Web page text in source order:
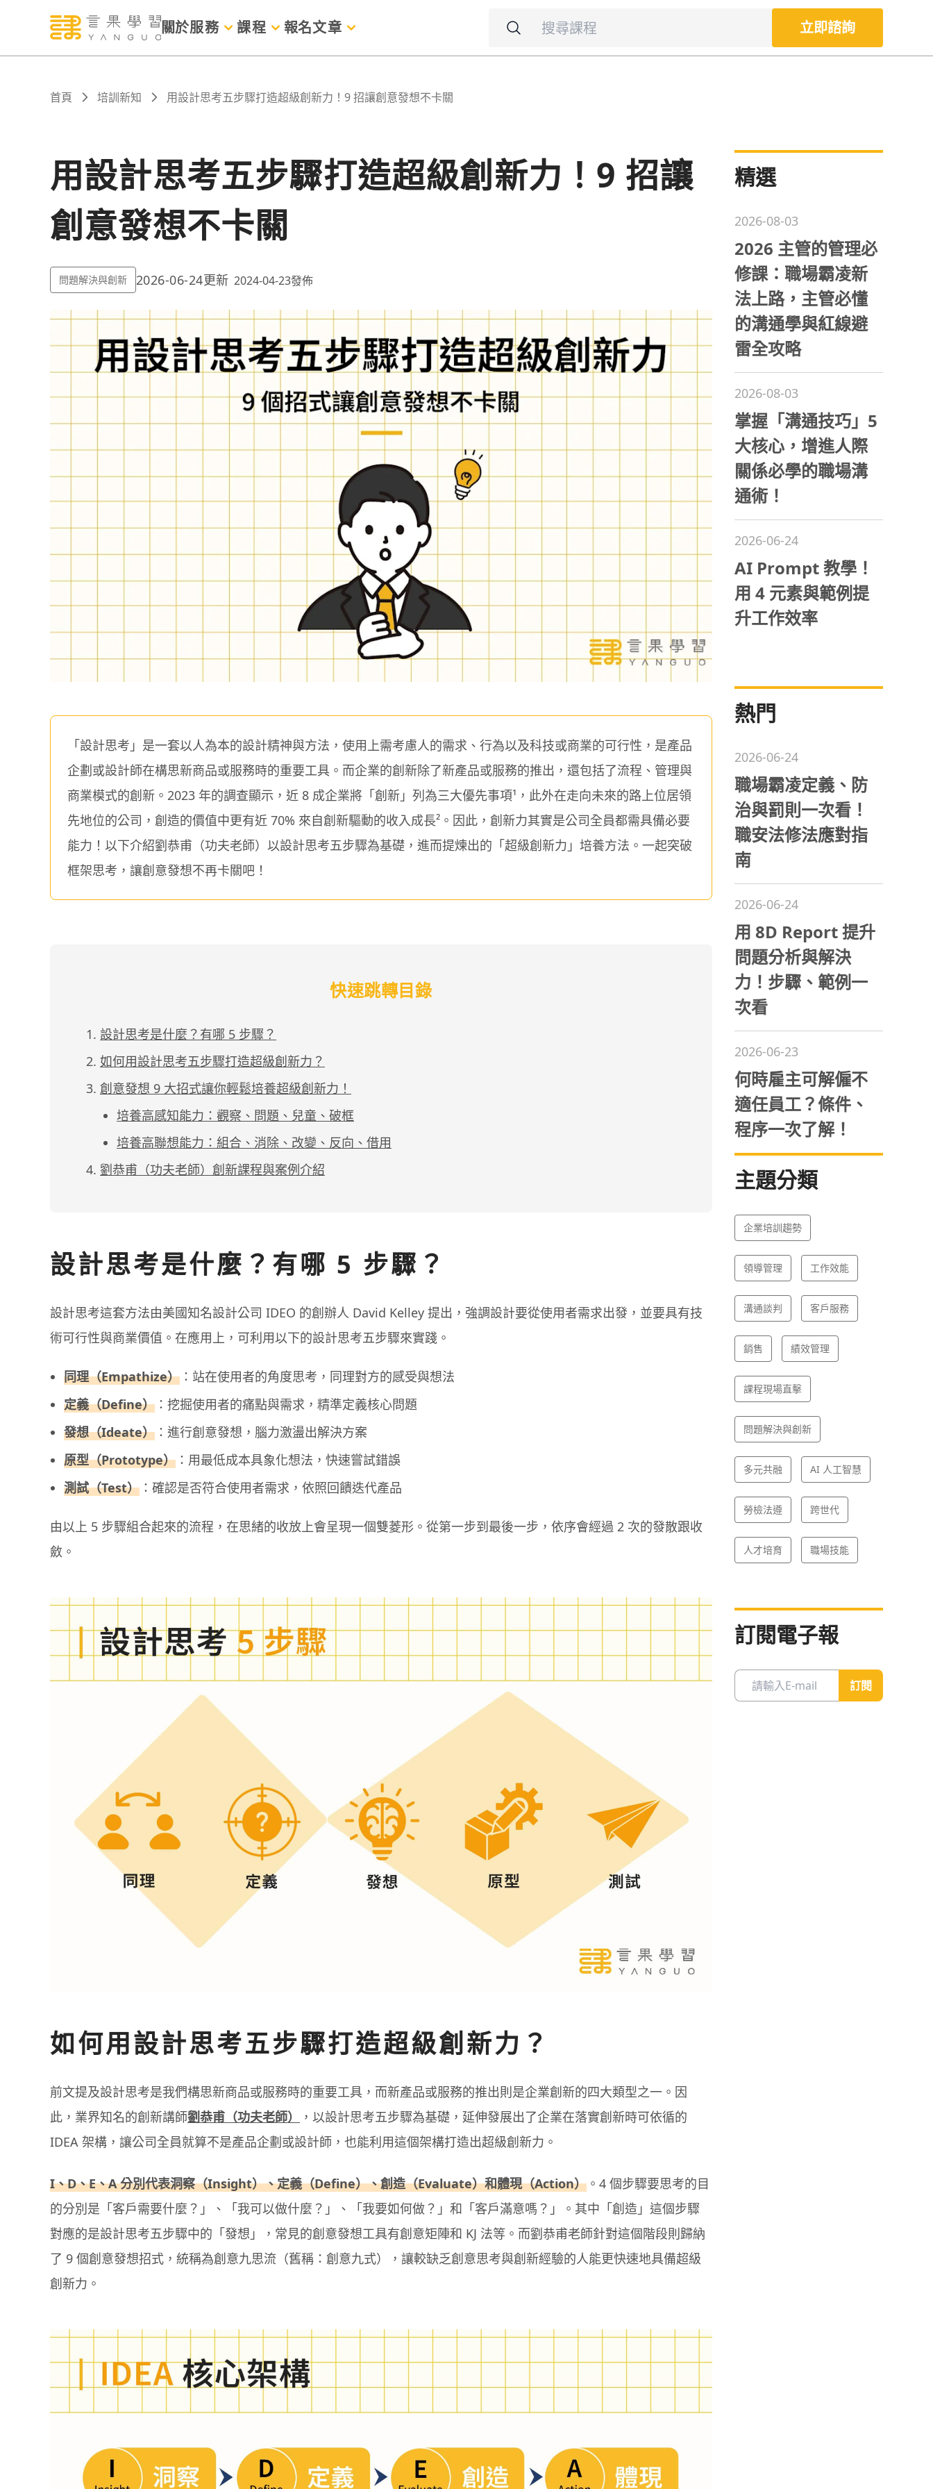
關於服務 課程 報名文章 立即諮詢
首頁 培訓新知 用設計思考五步驟打造超級創新力！9 招讓創意發想不卡關
用設計思考五步驟打造超級創新力！9 招讓
創意發想不卡關
問題解決與創新 2026-06-24更新 2024-04-23發佈
「設計思考」是一套以人為本的設計精神與方法，使用上需考慮人的需求、行為以及科技或商業的可行性，是產品
企劃或設計師在構思新商品或服務時的重要工具。而企業的創新除了新產品或服務的推出，還包括了流程、管理與
商業模式的創新。2023 年的調查顯示，近 8 成企業將「創新」列為三大優先事項¹，此外在走向未來的路上位居領
先地位的公司，創造的價值中更有近 70% 來自創新驅動的收入成長²。因此，創新力其實是公司全員都需具備必要
能力！以下介紹劉恭甫（功夫老師）以設計思考五步驟為基礎，進而提煉出的「超級創新力」培養方法。一起突破
框架思考，讓創意發想不再卡關吧！
快速跳轉目錄
設計思考是什麼？有哪 5 步驟？
如何用設計思考五步驟打造超級創新力？
創意發想 9 大招式讓你輕鬆培養超級創新力！
培養高感知能力：觀察、問題、兒童、破框
培養高聯想能力：組合、消除、改變、反向、借用
劉恭甫（功夫老師）創新課程與案例介紹
設計思考是什麼？有哪 5 步驟？
設計思考這套方法由美國知名設計公司 IDEO 的創辦人 David Kelley 提出，強調設計要從使用者需求出發，並要具有技
術可行性與商業價值。在應用上，可利用以下的設計思考五步驟來實踐。
同理（Empathize） ：站在使用者的角度思考，同理對方的感受與想法
定義（Define） ：挖掘使用者的痛點與需求，精準定義核心問題
發想（Ideate） ：進行創意發想，腦力激盪出解決方案
原型（Prototype） ：用最低成本具象化想法，快速嘗試錯誤
測試（Test） ：確認是否符合使用者需求，依照回饋迭代產品
由以上 5 步驟組合起來的流程，在思緒的收放上會呈現一個雙菱形。從第一步到最後一步，依序會經過 2 次的發散跟收
斂。
如何用設計思考五步驟打造超級創新力？
前文提及設計思考是我們構思新商品或服務時的重要工具，而新產品或服務的推出則是企業創新的四大類型之一。因
此，業界知名的創新講師劉恭甫（功夫老師）
，以設計思考五步驟為基礎，延伸發展出了企業在落實創新時可依循的
IDEA 架構 ，讓公司全員就算不是產品企劃或設計師，也能利用這個架構打造出超級創新力。
I、D、E、A 分別代表洞察（Insight）、定義（Define）、創造（Evaluate）和體現（Action） 。4 個步驟要思考的目
的分別是「客戶需要什麼？」、「我可以做什麼？」、「我要如何做？」和「客戶滿意嗎？」。其中「創造」這個步驟
對應的是設計思考五步驟中的「發想」，常見的創意發想工具有創意矩陣和 KJ 法等。而劉恭甫老師針對這個階段則歸納
了 9 個創意發想招式，統稱為創意九思流（舊稱：創意九式），讓較缺乏創意思考與創新經驗的人能更快速地具備超級
創新力。
精選
2026-08-03
2026 主管的管理必
修課：職場霸凌新
法上路，主管必懂
的溝通學與紅線避
雷全攻略
2026-08-03
掌握「溝通技巧」5
大核心，增進人際
關係必學的職場溝
通術！
2026-06-24
AI Prompt 教學！
用 4 元素與範例提
升工作效率
熱門
2026-06-24
職場霸凌定義、防
治與罰則一次看！
職安法修法應對指
南
2026-06-24
用 8D Report 提升
問題分析與解決
力！步驟、範例一
次看
2026-06-23
何時雇主可解僱不
適任員工？條件、
程序一次了解！
主題分類
企業培訓趨勢
領導管理 工作效能
溝通談判 客戶服務
銷售 績效管理
課程現場直擊
問題解決與創新
多元共融 AI 人工智慧
勞檢法遵 跨世代
人才培育 職場技能
訂閱電子報
訂閱